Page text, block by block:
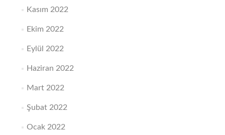
Kasım 2022
Ekim 2022
Eylül 2022
Haziran 2022
Mart 2022
Şubat 2022
Ocak 2022